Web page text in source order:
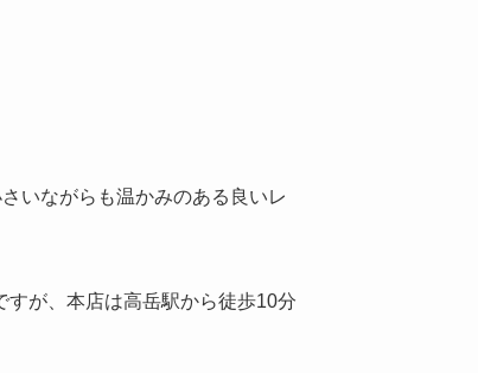
いながらも温かみのある良いレ
が、本店は高岳駅から徒歩10分